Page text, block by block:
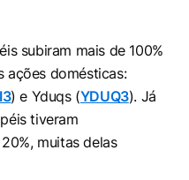
subiram mais de 100%
ações domésticas:
) e Yduqs (YDUQ3). Já
tiveram
muitas delas